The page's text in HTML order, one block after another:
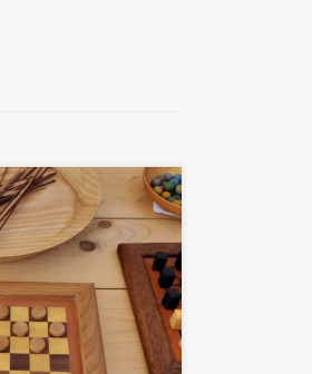
année d’animer des
beau monument de
: l’abbaye du
cistercienne et
incroyable de son
jours dans le cadre de
[…]